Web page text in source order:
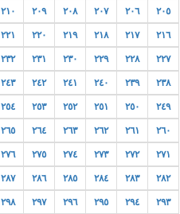
٢٠٥ ٢٠٦ ٢٠٧ ٢٠٨ ٢٠٩ ٢١٠
٢١٦ ٢١٧ ٢١٨ ٢١٩ ٢٢٠ ٢٢١
٢٢٧ ٢٢٨ ٢٢٩ ٢٣٠ ٢٣١ ٢٣٢
٢٣٨ ٢٣٩ ٢٤٠ ٢٤١ ٢٤٢ ٢٤٣
٢٤٩ ٢٥٠ ٢٥١ ٢٥٢ ٢٥٣ ٢٥٤
٢٦٠ ٢٦١ ٢٦٢ ٢٦٣ ٢٦٤ ٢٦٥
٢٧١ ٢٧٢ ٢٧٣ ٢٧٤ ٢٧٥ ٢٧٦
٢٨٢ ٢٨٣ ٢٨٤ ٢٨٥ ٢٨٦ ٢٨٧
٢٩٣ ٢٩٤ ٢٩٥ ٢٩٦ ٢٩٧ ٢٩٨